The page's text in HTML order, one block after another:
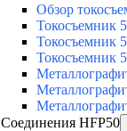
Обзор
Токосъемник
Токосъемник
Токосъемник
Соединения HFP50